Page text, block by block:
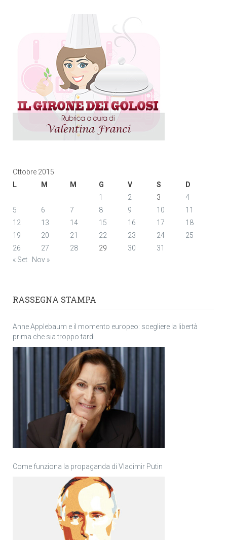
Ottobre 2015
L
M M G V S
D
1
2 3
4
5
6 7 8 9 10
11
12
13 14 15 16 17
18
19
20 21 22 23 24
25
26
27 28 29 30
31
« Set
Nov »
RASSEGNA STAMPA
Anne Applebaum e il momento europeo: scegliere la libertà
prima che sia troppo tardi
Come funziona la propaganda di Vladimir Putin